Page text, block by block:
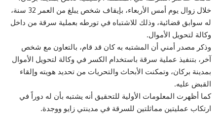
خلال زوال يوم أمس الأربعاء، بإيقاف شخص يبلغ من العمر 32 سنة،
له سوابق قضائية، وذلك للاشتباه في تورطه بعملية سرقة من داخل
وكالة لتحويل الأموال.
وذكر مصدر أمني أن المشتبه به كان قد قام، بالتعاون مع شخص
آخر، بتنفيذ عملية سرقة باستخدام الكسر في وكالة لتحويل الأموال
بمدينة بركان، وتمكنت الأبحاث والتحريات من تحديد هويته وإلقاء
القبض عليه.
كما أظهرت المعلومات الأولية للتحقيق أنه يشتبه بأن له دوراً في
ارتكاب عمليتين مماثلتين للسرقة في مدينتي زايو ووجدة.